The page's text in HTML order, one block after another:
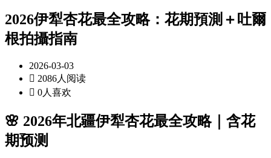
2026伊犁杏花最全攻略：花期預測＋吐爾
根拍攝指南
2026-03-03
 2086人阅读
 0人喜欢
🌸 2026年北疆伊犁杏花最全攻略｜含花
期预测